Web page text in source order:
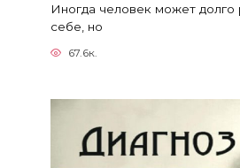
Иногда человек может долго
себе, но
67.6к.